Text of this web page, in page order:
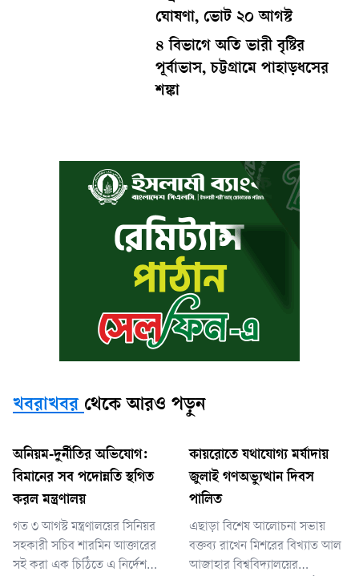
ঘোষণা, ভোট ২০ আগস্ট
৪ বিভাগে অতি ভারী বৃষ্টির
পূর্বাভাস, চট্টগ্রামে পাহাড়ধসের
শঙ্কা
খবরাখবর থেকে আরও পড়ুন
অনিয়ম-দুর্নীতির অভিযোগ:
বিমানের সব পদোন্নতি স্থগিত
করল মন্ত্রণালয়
গত ৩ আগস্ট মন্ত্রণালয়ের সিনিয়র
সহকারী সচিব শারমিন আক্তারের
সই করা এক চিঠিতে এ নির্দেশ
কায়রোতে যথাযোগ্য মর্যাদায়
জুলাই গণঅভ্যুত্থান দিবস
পালিত
এছাড়া বিশেষ আলোচনা সভায়
বক্তব্য রাখেন মিশরের বিখ্যাত আল
আজাহার বিশ্ববিদ্যালয়ের